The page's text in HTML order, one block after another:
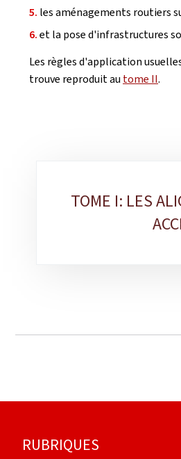
les aménagements routiers
et la pose d'infrastructures
Les règles d'application
trouve reproduit au tome II.
rubriquesTOME I: LES
Pied
RUBRIQUES